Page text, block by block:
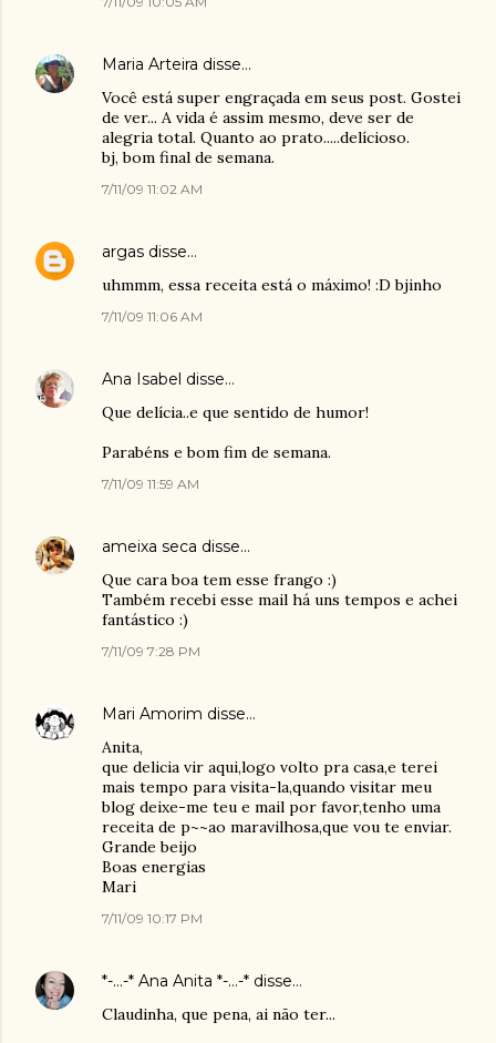
Maria Arteira disse…
Você está super engraçada em seus post. Gostei
de ver... A vida é assim mesmo, deve ser de
alegria total. Quanto ao prato.....delícioso.
bj, bom final de semana.
7/11/09 11:02 AM
argas disse…
uhmmm, essa receita está o máximo! :D bjinho
7/11/09 11:06 AM
Ana Isabel disse…
Que delícia..e que sentido de humor!
Parabéns e bom fim de semana.
7/11/09 11:59 AM
ameixa seca disse…
Que cara boa tem esse frango :)
Também recebi esse mail há uns tempos e achei
fantástico :)
7/11/09 7:28 PM
Mari Amorim disse…
Anita,
que delicia vir aqui,logo volto pra casa,e terei
mais tempo para visita-la,quando visitar meu
blog deixe-me teu e mail por favor,tenho uma
receita de p~~ao maravilhosa,que vou te enviar.
Grande beijo
Boas energias
Mari
7/11/09 10:17 PM
*-...-* Ana Anita *-...-* disse…
Claudinha, que pena, ai não ter...